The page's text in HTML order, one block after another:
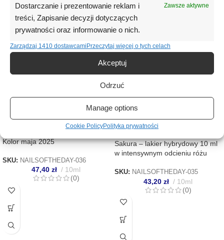
Dostarczanie i prezentowanie reklam i
treści, Zapisanie decyzji dotyczących
prywatności oraz informowanie o nich.
Zawsze aktywne
Zarządzaj 1410 dostawcamiPrzeczytaj więcej o tych celach
Akceptuj
Odrzuć
Manage options
Cookie PolicyPolityka prywatności
NAILSOFTHEDAY Effortless –
Kolor maja 2025
SKU: NAILSOFTHEDAY-036
47,40 zł
10ml
(0)
PURPLE
Sakura – lakier hybrydowy 10 ml
w intensywnym odcieniu różu
SKU: NAILSOFTHEDAY-035
43,20 zł
10ml
(0)